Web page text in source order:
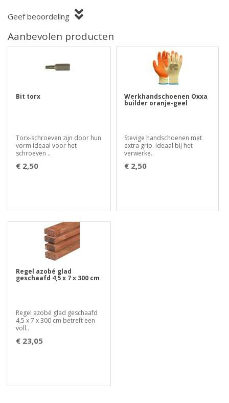
Geef beoordeling
Aanbevolen producten
Bit torx
Torx-schroeven zijn door hun
vorm ideaal voor het
schroeven ..
€ 2,50
Werkhandschoenen Oxxa
builder oranje-geel
Stevige handschoenen met
extra grip. Ideaal bij het
verwerke..
€ 2,50
Regel azobé glad
geschaafd 4,5 x 7 x 300 cm
Regel azobé glad geschaafd
4,5 x 7 x 300 cm betreft een
voll..
€ 23,05